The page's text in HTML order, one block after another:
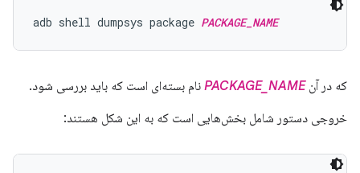
adb shell dumpsys package PACKAGE_NAME
که در آنPACKAGE_NAME نام بسته‌ای است که باید بررسی شود.
خروجی دستور شامل بخش‌هایی است که به این شکل هستند: